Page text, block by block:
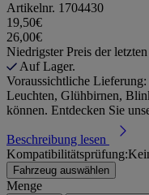
Artikelnr. 1704430
19,50€
26,00€
Niedrigster Preis der
Auf Lager.
Voraussichtliche
Leuchten, Glühbirnen,
können. Entdecken Sie
Beschreibung lesen
Kompatibilitätsprüfung:
Fahrzeug auswählen
Menge